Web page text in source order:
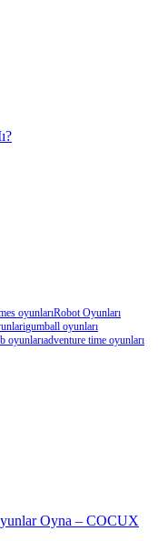
oyunlarıRobot Oyunları
gumball oyunları
oyunlarıadventure time oyunları